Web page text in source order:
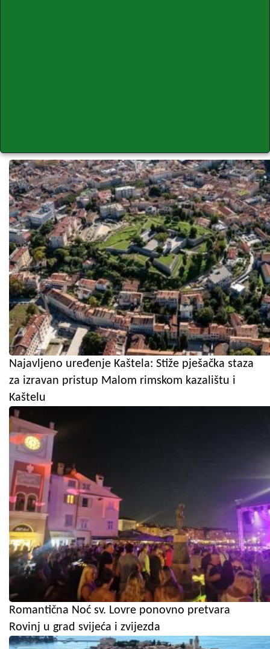
Najavljeno uređenje Kaštela: Stiže pješačka staza
za izravan pristup Malom rimskom kazalištu i
Kaštelu
Romantična Noć sv. Lovre ponovno pretvara
Rovinj u grad svijeća i zvijezda